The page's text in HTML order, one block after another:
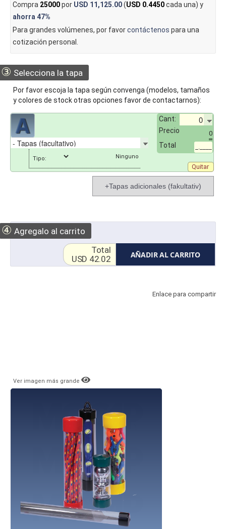
Compra 25000por USD 11,125.00(USD 0.4450cada una) y
ahorra47%
Para grandes volúmenes, por favorcontáctenos para una
cotización personal.
③ Selecciona la tapa
Por favor escoja la tapa según convenga (modelos, tamaños
y colores de stock otras opciones favor de contactarnos):
Cant:
Precio
0
Total _.____
Tipo:
Quitar
+Tapas adicionales (fakultativ)
④ Agregalo al carrito
AÑADIR AL CARRITO
Total
USD 42.02
Enlace para compartir
Ver imagen más grande